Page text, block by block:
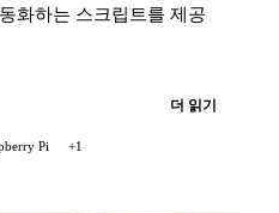
화하는 스크립트를 제공
더 읽기
Pi +1